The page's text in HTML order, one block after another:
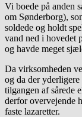
Vi boede på anden
om Sønderborg),
soldede og holdt
vand ned i hovedet
og havde meget
Da virksomheden
og da der
tilgangen af sårede
derfor overvejende
faste lazaretter.